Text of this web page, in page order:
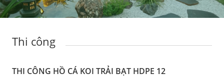
Thi công
THI CÔNG HỒ CÁ KOI TRẢI BẠT HDPE 12